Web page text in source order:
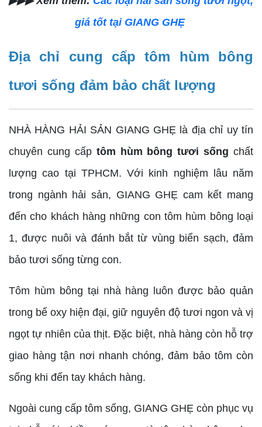
giá tốt tại GIANG GHẸ
Địa chỉ cung cấp tôm hùm bông
tươi sống đảm bảo chất lượng
NHÀ HÀNG HẢI SẢN GIANG GHẸ là địa chỉ uy tín
chuyên cung cấp tôm hùm bông tươi sống chất
lượng cao tại TPHCM. Với kinh nghiệm lâu năm
trong ngành hải sản, GIANG GHẸ cam kết mang
đến cho khách hàng những con tôm hùm bông loại
1, được nuôi và đánh bắt từ vùng biển sạch, đảm
bảo tươi sống từng con.
Tôm hùm bông tại nhà hàng luôn được bảo quản
trong bể oxy hiện đại, giữ nguyên độ tươi ngon và vị
ngọt tự nhiên của thịt. Đặc biệt, nhà hàng còn hỗ trợ
giao hàng tận nơi nhanh chóng, đảm bảo tôm còn
sống khi đến tay khách hàng.
Ngoài cung cấp tôm sống, GIANG GHẸ còn phục vụ